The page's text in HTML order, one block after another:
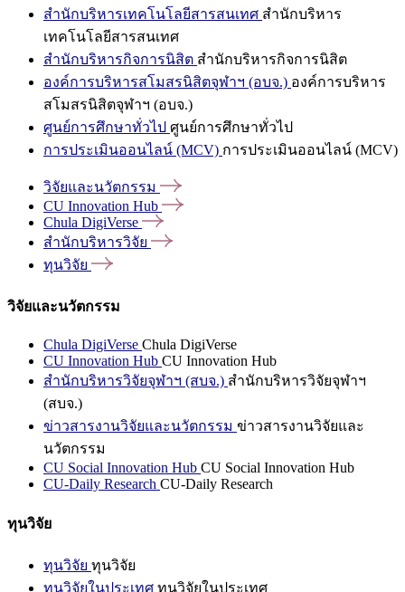
สำนักบริหารเทคโนโลยีสารสนเทศ สำนักบริหาร
เทคโนโลยีสารสนเทศ
สำนักบริหารกิจการนิสิต สำนักบริหารกิจการนิสิต
องค์การบริหารสโมสรนิสิตจุฬาฯ (อบจ.) องค์การบริหาร
สโมสรนิสิตจุฬาฯ (อบจ.)
ศูนย์การศึกษาทั่วไป ศูนย์การศึกษาทั่วไป
การประเมินออนไลน์ (MCV) การประเมินออนไลน์ (MCV)
วิจัยและนวัตกรรม
CU Innovation Hub
Chula DigiVerse
สำนักบริหารวิจัย
ทุนวิจัย
วิจัยและนวัตกรรม
Chula DigiVerse Chula DigiVerse
CU Innovation Hub CU Innovation Hub
สำนักบริหารวิจัยจุฬาฯ (สบจ.) สำนักบริหารวิจัยจุฬาฯ
(สบจ.)
ข่าวสารงานวิจัยและนวัตกรรม ข่าวสารงานวิจัยและ
นวัตกรรม
CU Social Innovation Hub CU Social Innovation Hub
CU-Daily Research CU-Daily Research
ทุนวิจัย
ทุนวิจัย ทุนวิจัย
ทุนวิจัยในประเทศ ทุนวิจัยในประเทศ